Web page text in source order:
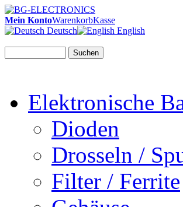
Mein KontoWarenkorbKasse
Deutsch
English
Suchen
Elektronische
Dioden
Drosseln /
Filter / Ferrite